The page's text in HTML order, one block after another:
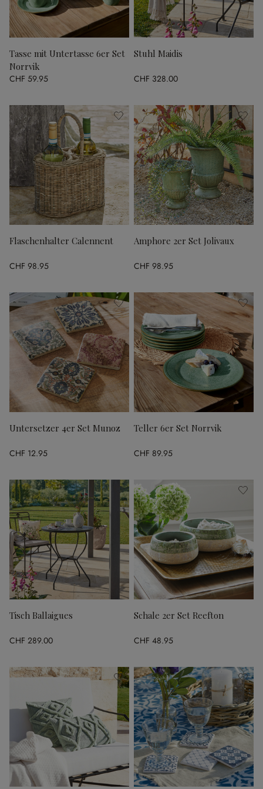
Tasse mit Untertasse 6er Set
Norrvik
CHF 59.95
Stuhl Maidis
CHF 328.00
Flaschenhalter Calennent
CHF 98.95
Amphore 2er Set Jolivaux
CHF 98.95
Untersetzer 4er Set Munoz
CHF 12.95
Teller 6er Set Norrvik
CHF 89.95
Tisch Ballaigues
CHF 289.00
Schale 2er Set Reefton
CHF 48.95